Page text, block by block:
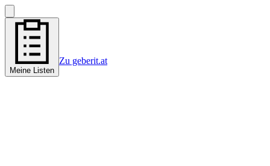
Meine Listen
Zu geberit.at